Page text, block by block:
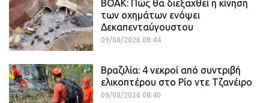
ΒΟΑΚ: Πώς θα διεξαχθεί η κίνηση
των οχημάτων ενόψει
Δεκαπενταύγουστου
09/08/2026 08:44
Βραζιλία: 4 νεκροί από συντριβή
ελικοπτέρου στο Ρίο ντε Τζανέιρο
09/08/2026 08:40